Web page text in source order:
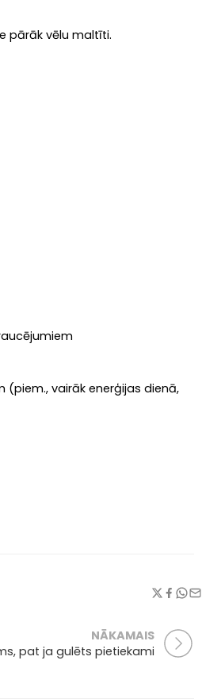
pārāk vēlu maltīti.
vairāk enerģijas dienā,
NĀKAMAIS
pat ja gulēts pietiekami